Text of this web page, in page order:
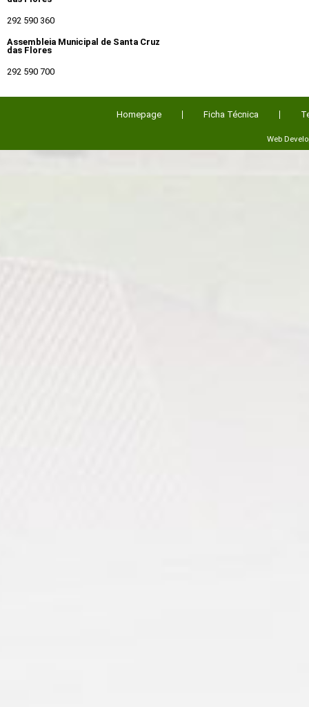
292 590 360
Assembleia Municipal de Santa Cruz
das Flores
292 590 700
Homepage Ficha Técnica
Web